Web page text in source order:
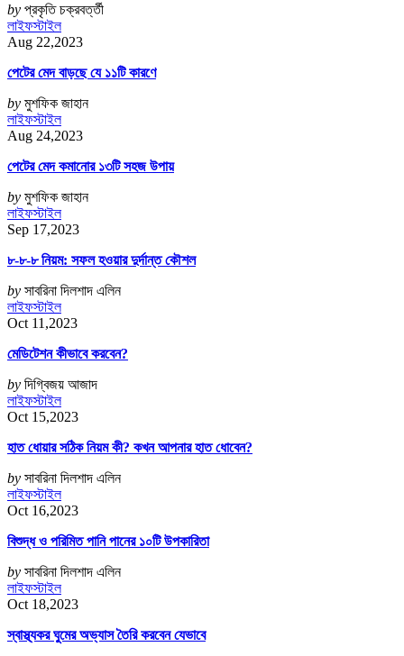
by প্রকৃতি চক্রবর্ত্তী
লাইফস্টাইল
Aug 22,2023
পেটের মেদ বাড়ছে যে ১১টি কারণে
by মুশফিক জাহান
লাইফস্টাইল
Aug 24,2023
পেটের মেদ কমানোর ১৩টি সহজ উপায়
by মুশফিক জাহান
লাইফস্টাইল
Sep 17,2023
৮-৮-৮ নিয়ম: সফল হওয়ার দুর্দান্ত কৌশল
by সাবরিনা দিলশাদ এলিন
লাইফস্টাইল
Oct 11,2023
মেডিটেশন কীভাবে করবেন?
by দিগ্বিজয় আজাদ
লাইফস্টাইল
Oct 15,2023
হাত ধোয়ার সঠিক নিয়ম কী? কখন আপনার হাত ধোবেন?
by সাবরিনা দিলশাদ এলিন
লাইফস্টাইল
Oct 16,2023
বিশুদ্ধ ও পরিমিত পানি পানের ১০টি উপকারিতা
by সাবরিনা দিলশাদ এলিন
লাইফস্টাইল
Oct 18,2023
স্বাস্থ্যকর ঘুমের অভ্যাস তৈরি করবেন যেভাবে